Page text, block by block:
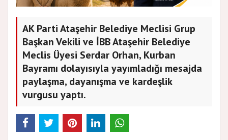
AK Parti Ataşehir Belediye Meclisi Grup
Başkan Vekili ve İBB Ataşehir Belediye
Meclis Üyesi Serdar Orhan, Kurban
Bayramı dolayısıyla yayımladığı mesajda
paylaşma, dayanışma ve kardeşlik
vurgusu yaptı.